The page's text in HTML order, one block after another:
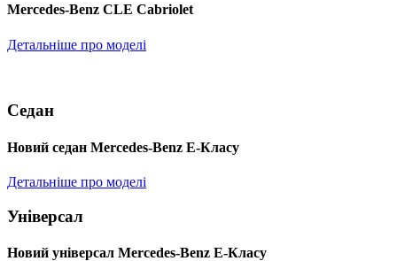
Mercedes-Benz CLE Cabriolet
Детальніше про моделі
Седан
Новий седан Mercedes-Benz Е-Класу
Детальніше про моделі
Універсал
Новий універсал Mercedes-Benz E-Класу